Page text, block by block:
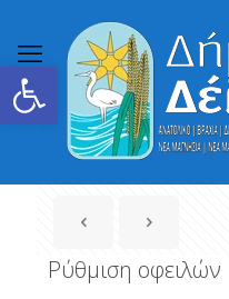
Ανοίξτε τη γραμμή εργαλείων
Ρύθμιση οφειλών